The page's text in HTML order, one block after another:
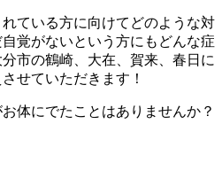
ている方に向けてどのような対
覚がないという方にもどんな症
市の鶴崎、大在、賀来、春日に
せていただきます！
体にでたことはありませんか？